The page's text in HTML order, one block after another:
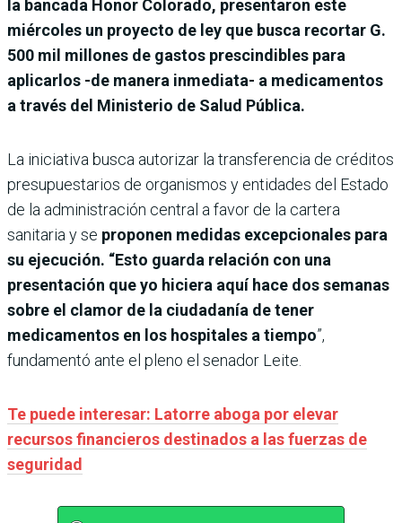
la bancada Honor Colorado, presentaron este
miércoles un proyecto de ley que busca recortar G.
500 mil millones de gastos prescindibles para
aplicarlos -de manera inmediata- a medicamentos
a través del Ministerio de Salud Pública.
La iniciativa busca autorizar la transferencia de créditos
presupuestarios de organismos y entidades del Estado
de la administración central a favor de la cartera
sanitaria y se proponen medidas excepcionales para
su ejecución. “Esto guarda relación con una
presentación que yo hiciera aquí hace dos semanas
sobre el clamor de la ciudadanía de tener
medicamentos en los hospitales a tiempo”,
fundamentó ante el pleno el senador Leite.
Te puede interesar: Latorre aboga por elevar
recursos financieros destinados a las fuerzas de
seguridad